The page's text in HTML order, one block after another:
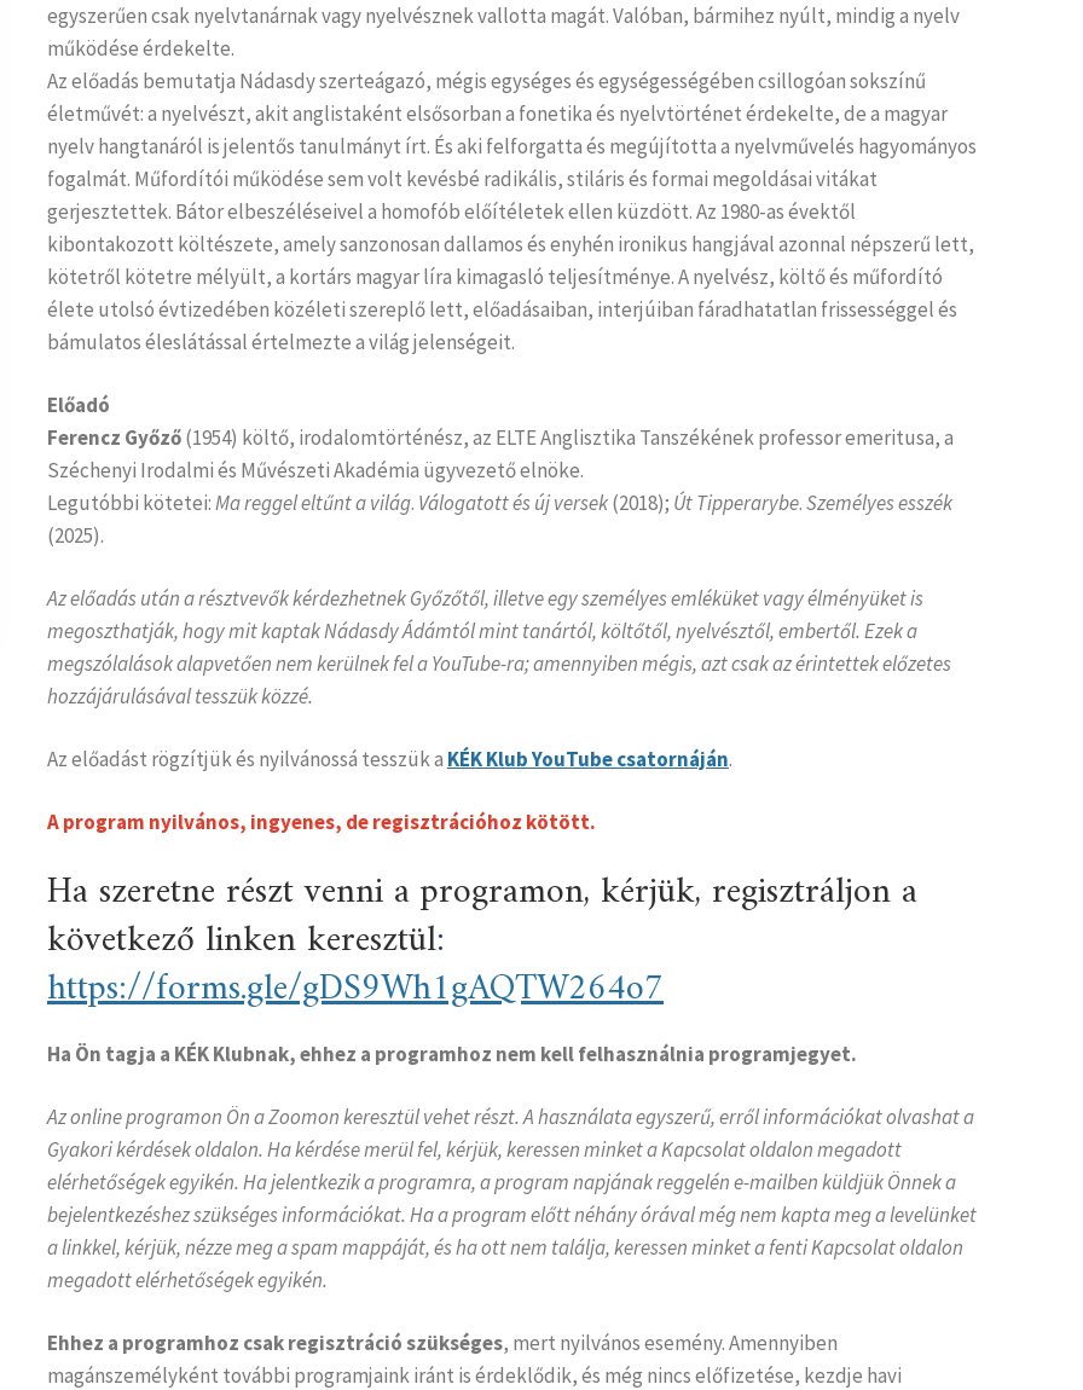
egyszerűen csak nyelvtanárnak vagy nyelvésznek vallotta magát. Valóban, bármihez nyúlt, mindig a nyelv
működése érdekelte.
Az előadás bemutatja Nádasdy szerteágazó, mégis egységes és egységességében csillogóan sokszínű
életművét: a nyelvészt, akit anglistaként elsősorban a fonetika és nyelvtörténet érdekelte, de a magyar
nyelv hangtanáról is jelentős tanulmányt írt. És aki felforgatta és megújította a nyelvművelés hagyományos
fogalmát. Műfordítói működése sem volt kevésbé radikális, stiláris és formai megoldásai vitákat
gerjesztettek. Bátor elbeszéléseivel a homofób előítéletek ellen küzdött. Az 1980-as évektől
kibontakozott költészete, amely sanzonosan dallamos és enyhén ironikus hangjával azonnal népszerű lett,
kötetről kötetre mélyült, a kortárs magyar líra kimagasló teljesítménye. A nyelvész, költő és műfordító
élete utolsó évtizedében közéleti szereplő lett, előadásaiban, interjúiban fáradhatatlan frissességgel és
bámulatos éleslátással értelmezte a világ jelenségeit.
Előadó
Ferencz Győző(1954) költő, irodalomtörténész, az ELTE Anglisztika Tanszékének professor emeritusa, a
Széchenyi Irodalmi és Művészeti Akadémia ügyvezető elnöke.
Legutóbbi kötetei:Ma reggel eltűnt a világ. Válogatott és új versek(2018); Út Tipperarybe.Személyes esszék
(2025).
Az előadás után a résztvevők kérdezhetnek Győzőtől, illetve egy személyes emléküket vagy élményüket is
megoszthatják, hogy mit kaptak Nádasdy Ádámtól mint tanártól, költőtől, nyelvésztől, embertől. Ezek a
megszólalások alapvetően nem kerülnek fel a YouTube-ra; amennyiben mégis, azt csak az érintettek előzetes
hozzájárulásával tesszük közzé.
Az előadást rögzítjük és nyilvánossá tesszük a KÉK Klub YouTube csatornáján.
A program nyilvános, ingyenes, de regisztrációhoz kötött.
Ha szeretne részt venni a programon, kérjük, regisztráljon a
következő linken keresztül:
https://forms.gle/gDS9Wh1gAQTW264o7
Ha Ön tagja a KÉK Klubnak, ehhez a programhoz nem kell felhasználnia programjegyet.
Az online programon Ön a Zoomon keresztül vehet részt. A használata egyszerű, erről információkat olvashat a
Gyakori kérdések oldalon. Ha kérdése merül fel, kérjük, keressen minket a Kapcsolat oldalon megadott
elérhetőségek egyikén. Ha jelentkezik a programra, a program napjának reggelén e-mailben küldjük Önnek a
bejelentkezéshez szükséges információkat. Ha a program előtt néhány órával még nem kapta meg a levelünket
a linkkel, kérjük, nézze meg a spam mappáját, és ha ott nem találja, keressen minket a fenti Kapcsolat oldalon
megadott elérhetőségek egyikén.
Ehhez a programhoz csak regisztráció szükséges, mert nyilvános esemény. Amennyiben
magánszemélyként további programjaink iránt is érdeklődik, és még nincs előfizetése, kezdje havi